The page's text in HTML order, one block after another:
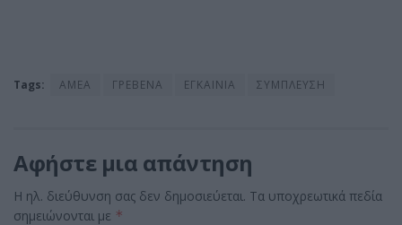
Tags: ΑΜΕΑ ΓΡΕΒΕΝΑ ΕΓΚΑΙΝΙΑ ΣΥΜΠΛΕΥΣΗ
Αφήστε μια απάντηση
Η ηλ. διεύθυνση σας δεν δημοσιεύεται. Τα υποχρεωτικά πεδία
σημειώνονται με *